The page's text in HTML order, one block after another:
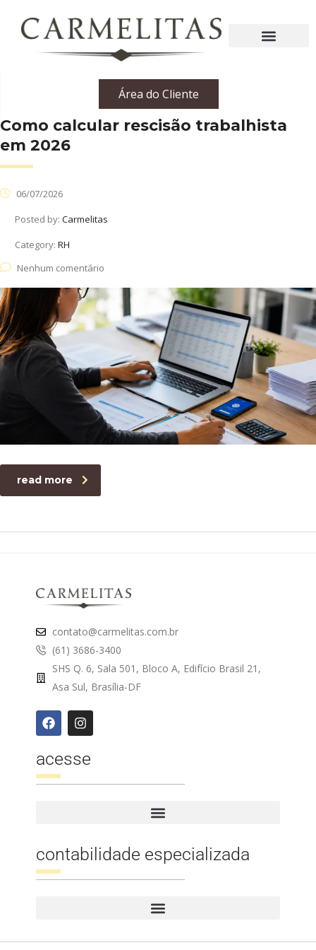
Área do Cliente
Como calcular rescisão trabalhista
em 2026
06/07/2026
Posted by: Carmelitas
Category: RH
Nenhum comentário
read more
contato@carmelitas.com.br
(61) 3686-3400
SHS Q. 6, Sala 501, Bloco A, Edifício Brasil 21,
Asa Sul, Brasília-DF
acesse
contabilidade especializada